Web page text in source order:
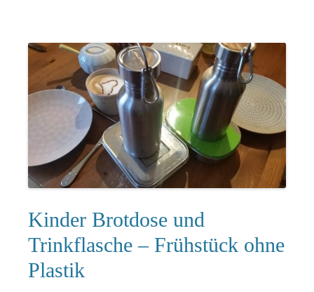
Kinder Brotdose und
Trinkflasche – Frühstück ohne
Plastik